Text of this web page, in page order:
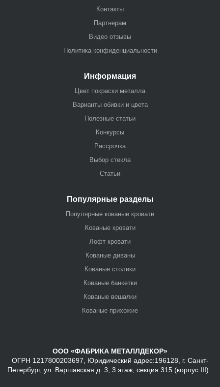
Контакты
Партнерам
Видео отзывы
Политика конфиденциальности
Информация
Цвет покраски металла
Варианты обивки и цвета
Полезные статьи
Конкурсы
Рассрочка
Выбор стекла
Статьи
Популярные разделы
Популярные кованые кровати
Кованые кровати
Лофт кровати
Кованые диваны
Кованые столики
Кованые банкетки
Кованые вешалки
Кованые прихожие
ООО «ФАБРИКА МЕТАЛЛДЕКОР»
ОГРН 1217800203697, Юридический адрес:196128, г. Санкт-
Петербург, ул. Варшавская д. 3, 3 этаж, секция 315 (корпус III).